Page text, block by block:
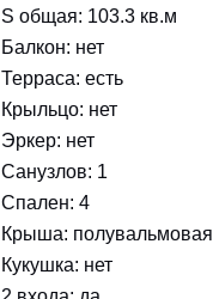
S общая: 103.3 кв.м
Балкон: нет
Терраса: есть
Крыльцо: нет
Эркер: нет
Санузлов: 1
Спален: 4
Крыша: полувальмовая
Кукушка: нет